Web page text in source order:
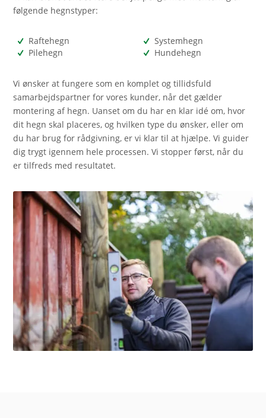
følgende hegnstyper:
Raftehegn
Pilehegn
Systemhegn
Hundehegn
Vi ønsker at fungere som en komplet og tillidsfuld
samarbejdspartner for vores kunder, når det gælder
montering af hegn. Uanset om du har en klar idé om, hvor
dit hegn skal placeres, og hvilken type du ønsker, eller om
du har brug for rådgivning, er vi klar til at hjælpe. Vi guider
dig trygt igennem hele processen. Vi stopper først, når du
er tilfreds med resultatet.